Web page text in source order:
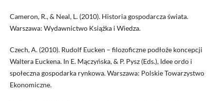
Cameron, R., & Neal, L. (2010). Historia gospodarcza świata.
Warszawa: Wydawnictwo Książka i Wiedza.
Czech, A. (2010). Rudolf Eucken – filozoficzne podłoże koncepcji
Waltera Euckena. In E. Mączyńska, & P. Pysz (Eds.), Idee ordo i
społeczna gospodarka rynkowa. Warszawa: Polskie Towarzystwo
Ekonomiczne.